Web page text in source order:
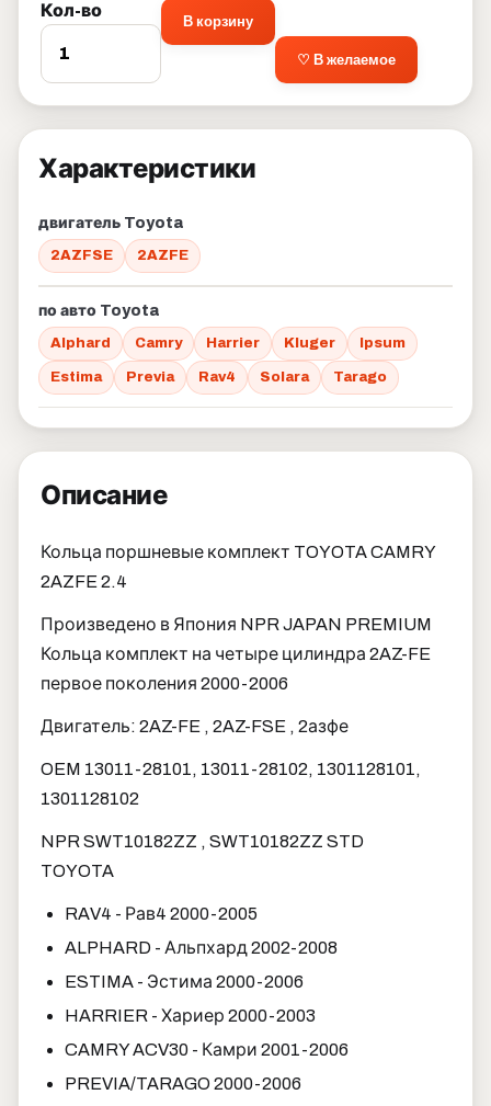
Кол-во
В корзину
♡ В желаемое
Характеристики
двигатель Toyota
2AZFSE 2AZFE
по авто Toyota
Alphard Camry Harrier Kluger Ipsum
Estima Previa Rav4 Solara Tarago
Описание
Кольца поршневые комплект TOYOTA CAMRY
2AZFE 2.4
Произведено в Япония NPR JAPAN PREMIUM
Кольца комплект на четыре цилиндра 2AZ-FE
первое поколения 2000-2006
Двигатель: 2AZ-FE , 2AZ-FSE , 2азфе
OEM 13011-28101, 13011-28102, 1301128101,
1301128102
NPR SWT10182ZZ , SWT10182ZZ STD
TOYOTA
RAV4 - Рав4 2000-2005
ALPHARD - Альпхард 2002-2008
ESTIMA - Эстима 2000-2006
HARRIER - Хариер 2000-2003
CAMRY ACV30 - Камри 2001-2006
PREVIA/TARAGO 2000-2006